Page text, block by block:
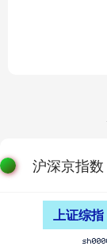
沪深京指数
上证综指